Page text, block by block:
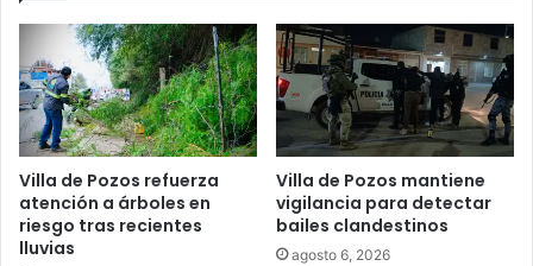
Villa de Pozos refuerza
atención a árboles en
riesgo tras recientes
lluvias
Villa de Pozos mantiene
vigilancia para detectar
bailes clandestinos
agosto 6, 2026